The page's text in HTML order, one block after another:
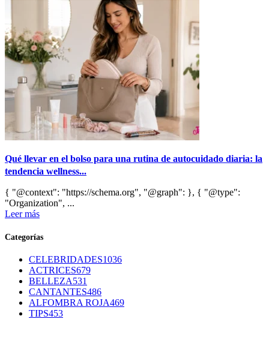
Qué llevar en el bolso para una rutina de autocuidado diaria: la
tendencia wellness...
{ "@context": "https://schema.org", "@graph": }, { "@type":
"Organization", ...
Leer más
Categorías
CELEBRIDADES1036
ACTRICES679
BELLEZA531
CANTANTES486
ALFOMBRA ROJA469
TIPS453